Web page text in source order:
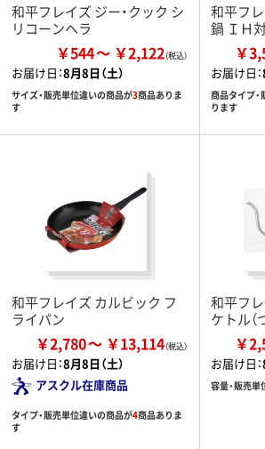
和平フレイズ ジー・クック シ
リコーンヘラ
￥544 ￥2,122
お届け日：8月8日（土）
サイズ・販売単位違いの商品が3商品ありま
す
和平フ
鍋 ＩＨ
￥
お届け日：
商品タイプ
ります
和平フレイズ カルビック フ
ライパン
￥2,780 ￥13,114
お届け日：8月8日（土）
アスクル在庫商品
タイプ・販売単位違いの商品が4商品ありま
す
和平フ
ケトル（
￥
お届け日：
容量・販売